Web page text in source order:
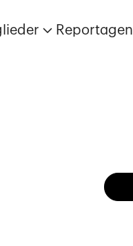
Reportagen